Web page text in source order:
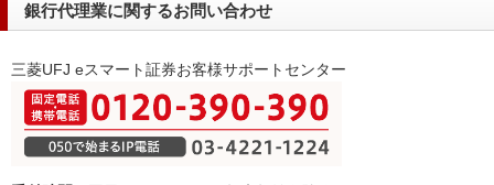
銀行代理業に関するお問い合わせ
三菱UFJ eスマート証券お客様サポートセンター